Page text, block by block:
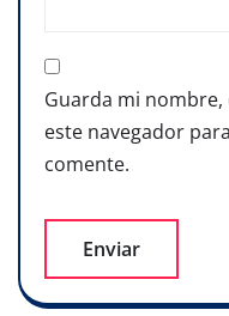
Guarda mi
este navegador
comente.